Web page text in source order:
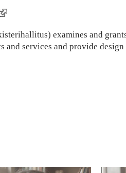
examines and
and services and provide